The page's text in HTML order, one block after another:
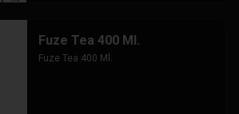
Fuze Tea 400 Ml.
Fuze Tea 400 Ml.